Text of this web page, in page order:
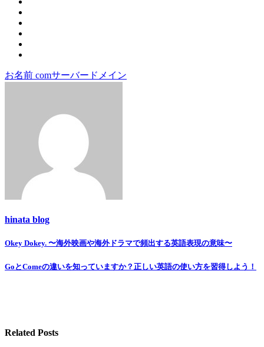
お名前 comサーバー ドメイン
hinata blog
投
稿
Okey Dokey. 〜海外映画や海外ドラマで頻出する英語表現の意味〜
GoとComeの違いを知っていますか？正しい英語の使い方を習得しよう！
Related Posts